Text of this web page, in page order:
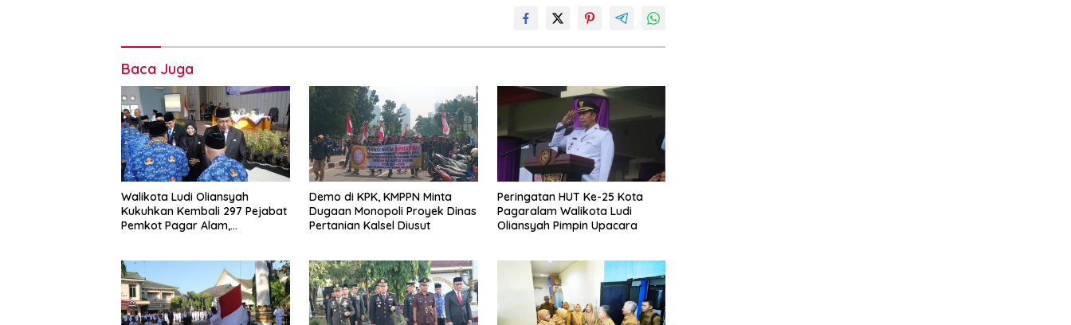
Baca Juga
Walikota Ludi Oliansyah
Kukuhkan Kembali 297 Pejabat
Pemkot Pagar Alam,
Demo di KPK, KMPPN Minta
Dugaan Monopoli Proyek Dinas
Pertanian Kalsel Diusut
Peringatan HUT Ke-25 Kota
Pagaralam Walikota Ludi
Oliansyah Pimpin Upacara